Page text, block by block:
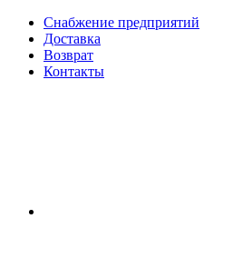
Снабжение предприятий
Доставка
Возврат
Контакты